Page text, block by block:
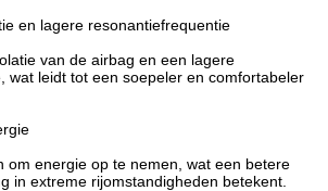
en lagere resonantiefrequentie
van de airbag en een lagere
wat leidt tot een soepeler en comfortabeler
om energie op te nemen, wat een betere
in extreme rijomstandigheden betekent.